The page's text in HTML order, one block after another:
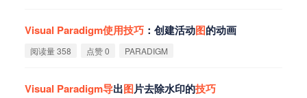
Visual Paradigm使用技巧 ：创建活动图的动画
阅读量 358 点赞 0 PARADIGM
Visual Paradigm导出图片去除水印的技巧